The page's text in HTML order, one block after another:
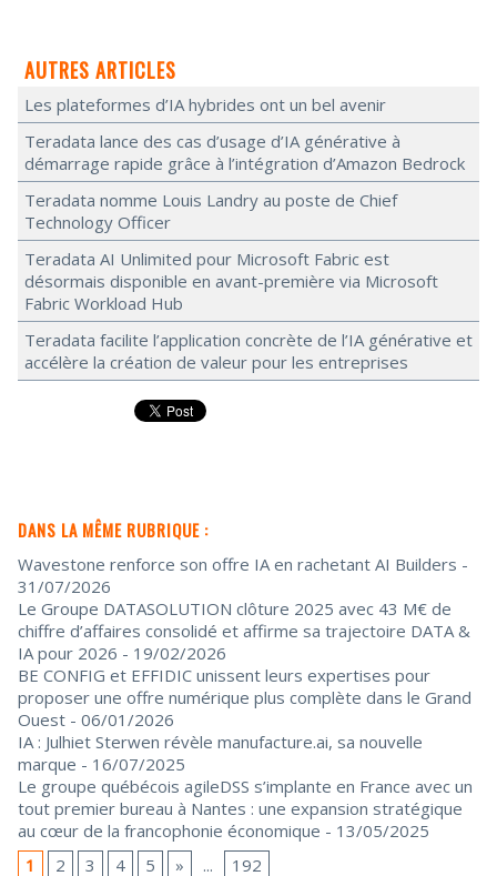
AUTRES ARTICLES
Les plateformes d’IA hybrides ont un bel avenir
Teradata lance des cas d’usage d’IA générative à
démarrage rapide grâce à l’intégration d’Amazon Bedrock
Teradata nomme Louis Landry au poste de Chief
Technology Officer
Teradata AI Unlimited pour Microsoft Fabric est
désormais disponible en avant-première via Microsoft
Fabric Workload Hub
Teradata facilite l’application concrète de l’IA générative et
accélère la création de valeur pour les entreprises
DANS LA MÊME RUBRIQUE :
Wavestone renforce son offre IA en rachetant AI Builders -
31/07/2026
Le Groupe DATASOLUTION clôture 2025 avec 43 M€ de
chiffre d’affaires consolidé et affirme sa trajectoire DATA &
IA pour 2026 - 19/02/2026
BE CONFIG et EFFIDIC unissent leurs expertises pour
proposer une offre numérique plus complète dans le Grand
Ouest - 06/01/2026
IA : Julhiet Sterwen révèle manufacture.ai, sa nouvelle
marque - 16/07/2025
Le groupe québécois agileDSS s’implante en France avec un
tout premier bureau à Nantes : une expansion stratégique
au cœur de la francophonie économique - 13/05/2025
1
2 3 4 5 » ... 192